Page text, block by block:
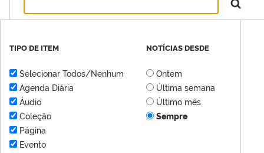
TIPO DE ITEM
Selecionar Todos/Nenhum
Agenda Diária
Áudio
Coleção
Página
Evento
NOTÍCIAS DESDE
Ontem
Última semana
Último mês
Sempre